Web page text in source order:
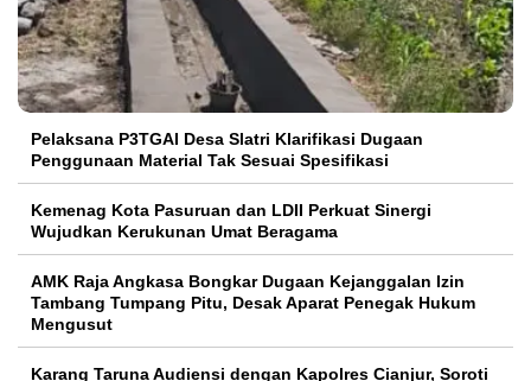
Pelaksana P3TGAI Desa Slatri Klarifikasi Dugaan
Penggunaan Material Tak Sesuai Spesifikasi
Kemenag Kota Pasuruan dan LDII Perkuat Sinergi
Wujudkan Kerukunan Umat Beragama
AMK Raja Angkasa Bongkar Dugaan Kejanggalan Izin
Tambang Tumpang Pitu, Desak Aparat Penegak Hukum
Mengusut
Karang Taruna Audiensi dengan Kapolres Cianjur, Soroti